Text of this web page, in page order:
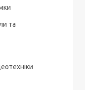
та
знімання